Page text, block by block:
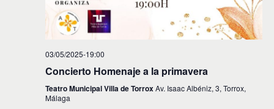
03/05/2025-19:00
Concierto Homenaje a la primavera
Teatro Municipal Villa de TorroxAv. Isaac Albéniz, 3, Torrox,
Málaga